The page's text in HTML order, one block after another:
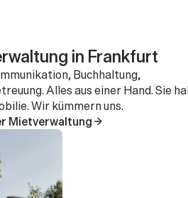
in Frankfurt
Buchhaltung,
Alles aus einer Hand. Sie
Wir kümmern uns.
Mietverwaltung